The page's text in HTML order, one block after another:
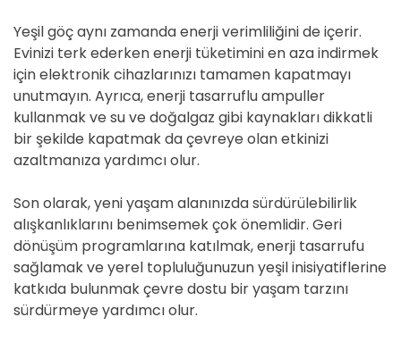
Yeşil göç aynı zamanda enerji verimliliğini de içerir.
Evinizi terk ederken enerji tüketimini en aza indirmek
için elektronik cihazlarınızı tamamen kapatmayı
unutmayın. Ayrıca, enerji tasarruflu ampuller
kullanmak ve su ve doğalgaz gibi kaynakları dikkatli
bir şekilde kapatmak da çevreye olan etkinizi
azaltmanıza yardımcı olur.
Son olarak, yeni yaşam alanınızda sürdürülebilirlik
alışkanlıklarını benimsemek çok önemlidir. Geri
dönüşüm programlarına katılmak, enerji tasarrufu
sağlamak ve yerel topluluğunuzun yeşil inisiyatiflerine
katkıda bulunmak çevre dostu bir yaşam tarzını
sürdürmeye yardımcı olur.